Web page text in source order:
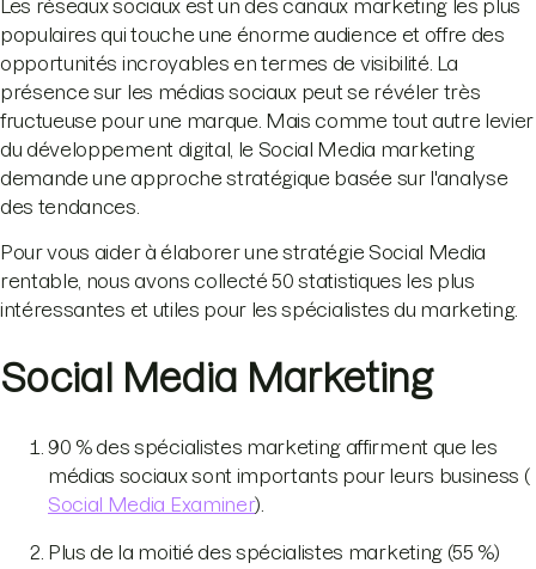
Les réseaux sociaux est un des canaux marketing les plus
populaires qui touche une énorme audience et offre des
opportunités incroyables en termes de visibilité. La
présence sur les médias sociaux peut se révéler très
fructueuse pour une marque. Mais comme tout autre levier
du développement digital, le Social Media marketing
demande une approche stratégique basée sur l'analyse
des tendances.
Pour vous aider à élaborer une stratégie Social Media
rentable, nous avons collecté 50 statistiques les plus
intéressantes et utiles pour les spécialistes du marketing.
Social Media Marketing
90 % des spécialistes marketing affirment que les
médias sociaux sont importants pour leurs business (
Social Media Examiner).
Plus de la moitié des spécialistes marketing (55 %)